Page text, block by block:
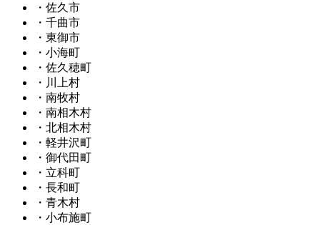
・佐久市
・千曲市
・東御市
・小海町
・佐久穂町
・川上村
・南牧村
・南相木村
・北相木村
・軽井沢町
・御代田町
・立科町
・長和町
・青木村
・小布施町